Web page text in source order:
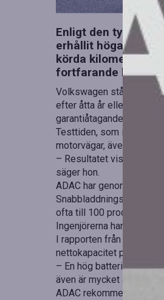
Enligt den tyska
erhållit höga betyg
körda kilometer på
fortfarande har en
Volkswagen står för att
efter åtta år eller 160
garantiåtagandet.
Testtiden, som inleddes i
motorvägar, även under
– Resultatet visar den
säger hon.
ADAC har genomfört
ofta till 100 procent,
Ingenjörerna har
I rapporten från ADAC
nettokapacitet på 91
– En hög
även är mycket attraktiva
ADAC rekommenderar